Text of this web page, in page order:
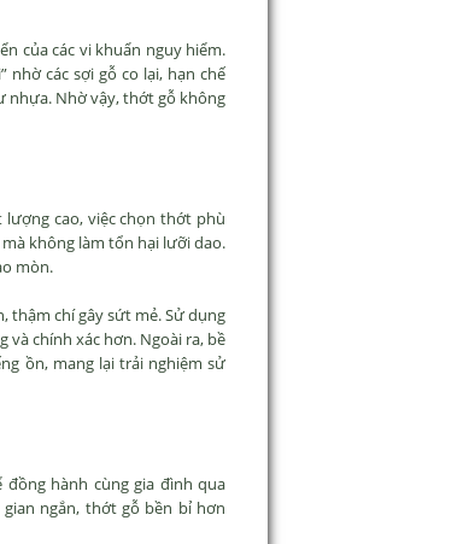
của các vi khuẩn nguy hiểm.
các sợi gỗ co lại, hạn chế
nhựa. Nhờ vậy, thớt gỗ không
cao, việc chọn thớt phù
không làm tổn hại lưỡi dao.
mòn.
thậm chí gây sứt mẻ. Sử dụng
và chính xác hơn. Ngoài ra, bề
ồn, mang lại trải nghiệm sử
hành cùng gia đình qua
ngắn, thớt gỗ bền bỉ hơn